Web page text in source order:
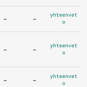
- -
yhteenvet
o
- -
yhteenvet
o
- -
yhteenvet
o